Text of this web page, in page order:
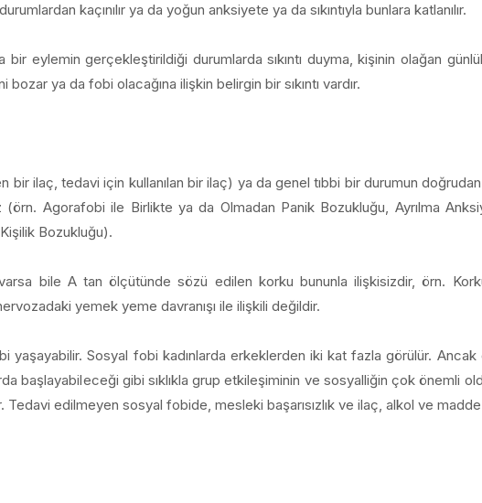
kaçınılır ya da yoğun anksiyete ya da sıkıntıyla bunlara katlanılır.
eylemin gerçekleştirildiği durumlarda sıkıntı duyma, kişinin olağan
ya da fobi olacağına ilişkin belirgin bir sıkıntı vardır.
bir ilaç, tedavi için kullanılan bir ilaç) ya da genel tıbbi bir durumun
Agorafobi ile Birlikte ya da Olmadan Panik Bozukluğu, Ayrılma
Bozukluğu).
bile A tan ölçütünde sözü edilen korku bununla ilişkisizdir, örn.
yemek yeme davranışı ile ilişkili değildir.
yaşayabilir. Sosyal fobi kadınlarda erkeklerden iki kat fazla görülür. Ancak
başlayabileceği gibi sıklıkla grup etkileşiminin ve sosyalliğin çok önemli
edilmeyen sosyal fobide, mesleki başarısızlık ve ilaç, alkol ve madde